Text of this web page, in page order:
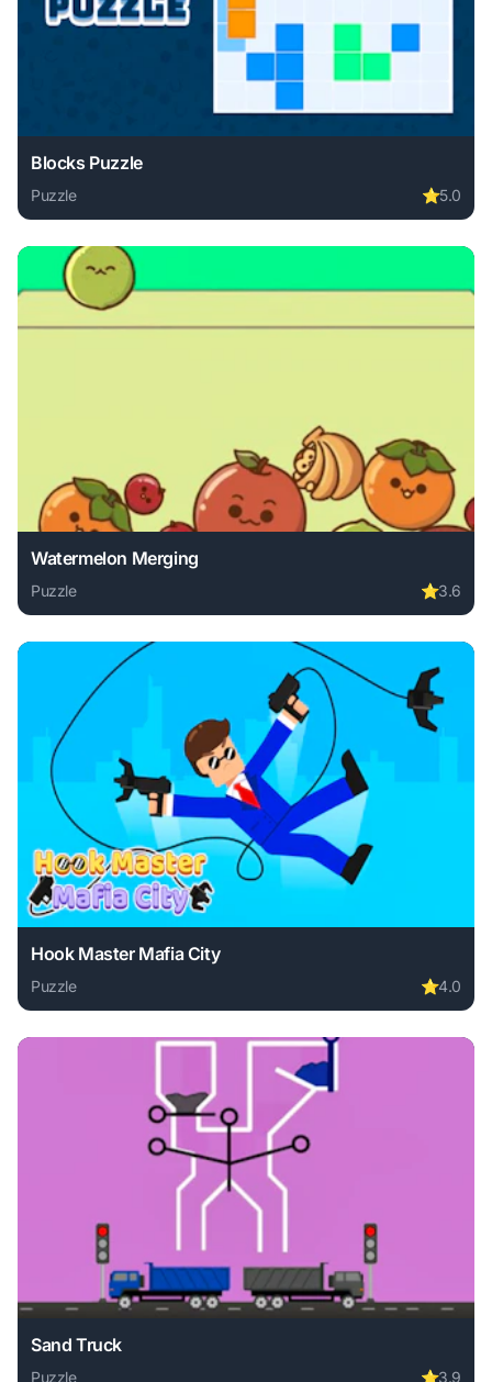
Blocks Puzzle
Puzzle ⭐5.0
Play Blocks Puzzle online free. puzzle game, no
Watermelon Merging
Puzzle ⭐3.6
Play Watermelon Merging online free. puzzle game, no
Hook Master Mafia City
Puzzle ⭐4.0
Play Hook Master Mafia City online free. puzzle game,
Sand Truck
Puzzle ⭐3.9